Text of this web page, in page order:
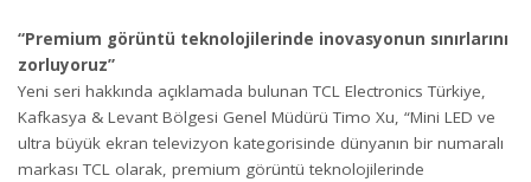
“Premium görüntü teknolojilerinde inovasyonun sınırlarını
zorluyoruz”
Yeni seri hakkında açıklamada bulunan TCL Electronics Türkiye,
Kafkasya & Levant Bölgesi Genel Müdürü Timo Xu, “Mini LED ve
ultra büyük ekran televizyon kategorisinde dünyanın bir numaralı
markası TCL olarak, premium görüntü teknolojilerinde